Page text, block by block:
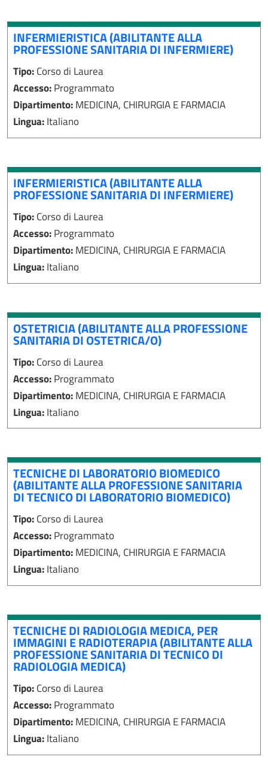
INFERMIERISTICA (ABILITANTE ALLA
PROFESSIONE SANITARIA DI INFERMIERE)
Tipo:Corso di Laurea
Accesso:Programmato
Dipartimento:MEDICINA, CHIRURGIA E FARMACIA
Lingua:Italiano
INFERMIERISTICA (ABILITANTE ALLA
PROFESSIONE SANITARIA DI INFERMIERE)
Tipo:Corso di Laurea
Accesso:Programmato
Dipartimento:MEDICINA, CHIRURGIA E FARMACIA
Lingua:Italiano
OSTETRICIA (ABILITANTE ALLA PROFESSIONE
SANITARIA DI OSTETRICA/O)
Tipo:Corso di Laurea
Accesso:Programmato
Dipartimento:MEDICINA, CHIRURGIA E FARMACIA
Lingua:Italiano
TECNICHE DI LABORATORIO BIOMEDICO
(ABILITANTE ALLA PROFESSIONE SANITARIA
DI TECNICO DI LABORATORIO BIOMEDICO)
Tipo:Corso di Laurea
Accesso:Programmato
Dipartimento:MEDICINA, CHIRURGIA E FARMACIA
Lingua:Italiano
TECNICHE DI RADIOLOGIA MEDICA, PER
IMMAGINI E RADIOTERAPIA (ABILITANTE ALLA
PROFESSIONE SANITARIA DI TECNICO DI
RADIOLOGIA MEDICA)
Tipo:Corso di Laurea
Accesso:Programmato
Dipartimento:MEDICINA, CHIRURGIA E FARMACIA
Lingua:Italiano